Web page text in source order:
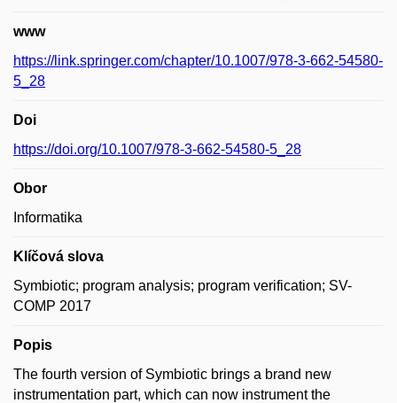
www
https://link.springer.com/chapter/10.1007/978-3-662-54580-
5_28
Doi
https://doi.org/10.1007/978-3-662-54580-5_28
Obor
Informatika
Klíčová slova
Symbiotic; program analysis; program verification; SV-
COMP 2017
Popis
The fourth version of Symbiotic brings a brand new
instrumentation part, which can now instrument the